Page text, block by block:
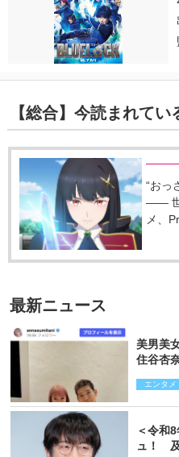
【総合】今読まれてい
“おっ
―― 世
メ、
最新ニュース
美男美
住谷杏
エンタメ
＜令和
ュ！ 及